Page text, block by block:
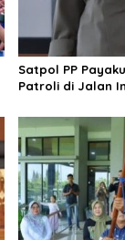
Satpol PP
Patroli di Jalan